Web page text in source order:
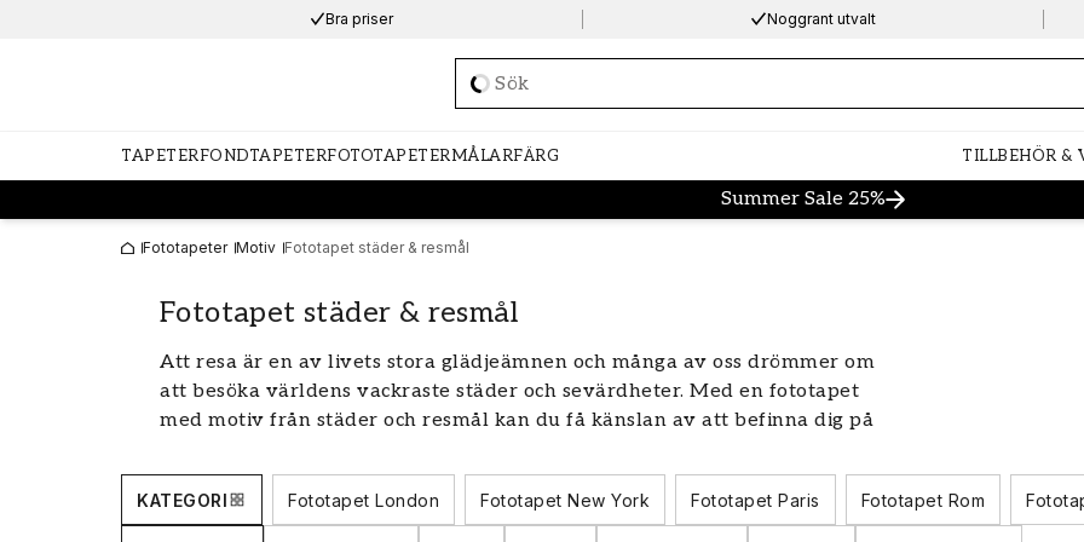
Bra priser Noggrant utvalt
Loading…
TAPETERFONDTAPETERFOTOTAPETERMÅLARFÄRG TILLBEHÖR &
Summer Sale 25%
Fototapeter Motiv Fototapet städer & resmål
Fototapet städer & resmål
Att resa är en av livets stora glädjeämnen och många av oss drömmer om
att besöka världens vackraste städer och sevärdheter. Med en fototapet
med motiv från städer och resmål kan du få känslan av att befinna dig på
dig skapa en personlig och inspirerande inredning som tar dig med på en
resa varje gång du kliver in i rummet.
KATEGORI Fototapet London Fototapet New York Fototapet Paris Fototapet Rom